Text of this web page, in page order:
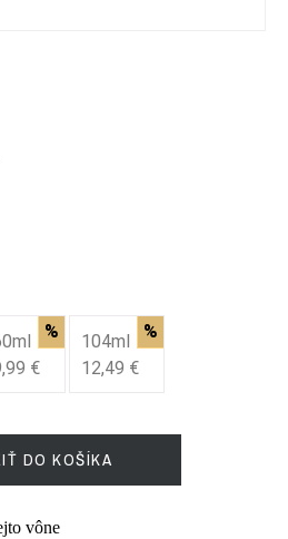
%
€
104ml %
12,49 €
DO KOŠÍKA
vône